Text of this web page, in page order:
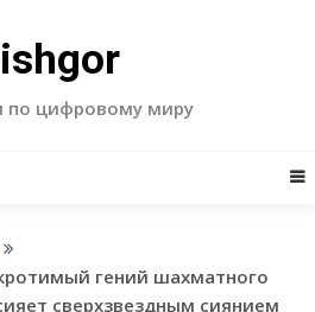
по цифровому миру
гений шахматного
сверхзвездным сиянием